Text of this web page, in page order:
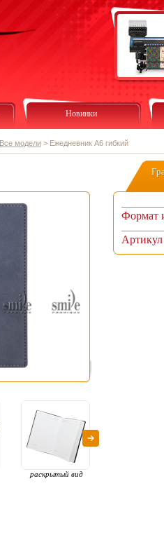
Новинки
Все модели > Ежедневник А6 гибкий
раскрытый вид
Формат
Артикул